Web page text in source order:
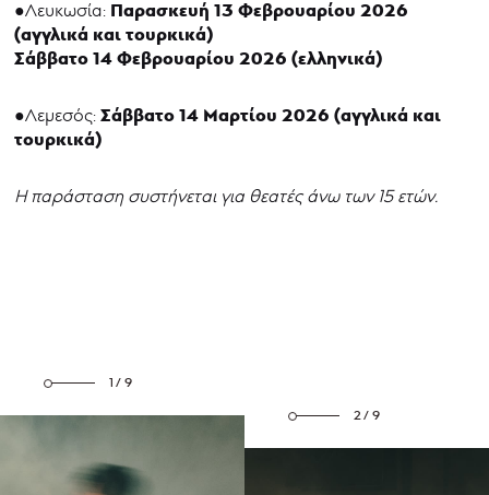
●Λευκωσία: Παρασκευή 13 Φεβρουαρίου 2026
(αγγλικά και τουρκικά)
Σάββατο 14 Φεβρουαρίου 2026 (ελληνικά)
●Λεμεσός:Σάββατο 14 Μαρτίου 2026 (αγγλικά και
τουρκικά)
Η παράσταση συστήνεται για θεατές άνω των 15 ετών.
1/9
2/9